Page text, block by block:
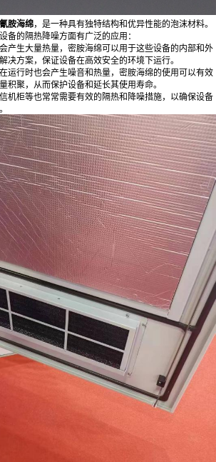
胺海绵，是一种具有独特结构和优异性能的泡沫材料。
备的隔热降噪方面有广泛的应用：
产生大量热量，密胺海绵可以用于这些设备的内部和外
决方案，保证设备在高效安全的环境下运行。
运行时也会产生噪音和热量，密胺海绵的使用可以有效
积聚，从而保护设备和延长其使用寿命。
机柜等也常常需要有效的隔热和降噪措施，以确保设备